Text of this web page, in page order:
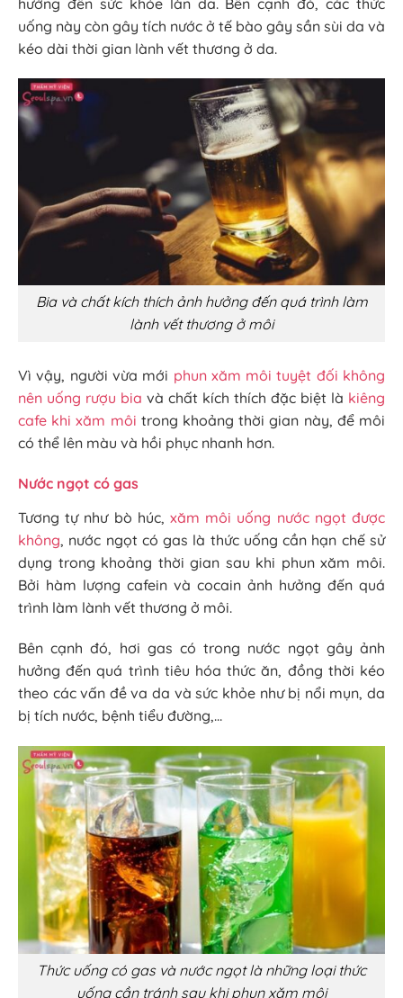
uống này còn gây tích nước ở tế bào gây sần sùi da và
kéo dài thời gian lành vết thương ở da.
Bia và chất kích thích ảnh hưởng đến quá trình làm
lành vết thương ở môi
Vì vậy, người vừa mới phun xăm môi tuyệt đối không
nên uống rượu bia và chất kích thích đặc biệt là kiêng
cafe khi xăm môi trong khoảng thời gian này, để môi
có thể lên màu và hồi phục nhanh hơn.
Nước ngọt có gas
Tương tự như bò húc, xăm môi uống nước ngọt được
không, nước ngọt có gas là thức uống cần hạn chế sử
dụng trong khoảng thời gian sau khi phun xăm môi.
Bởi hàm lượng cafein và cocain ảnh hưởng đến quá
trình làm lành vết thương ở môi.
Bên cạnh đó, hơi gas có trong nước ngọt gây ảnh
hưởng đến quá trình tiêu hóa thức ăn, đồng thời kéo
theo các vấn đề va da và sức khỏe như bị nổi mụn, da
bị tích nước, bệnh tiểu đường,…
Thức uống có gas và nước ngọt là những loại thức
uống cần tránh sau khi phun xăm môi